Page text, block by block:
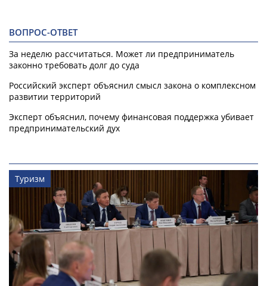
ВОПРОС-ОТВЕТ
За неделю рассчитаться. Может ли предприниматель
законно требовать долг до суда
Российский эксперт объяснил смысл закона о комплексном
развитии территорий
Эксперт объяснил, почему финансовая поддержка убивает
предпринимательский дух
Туризм